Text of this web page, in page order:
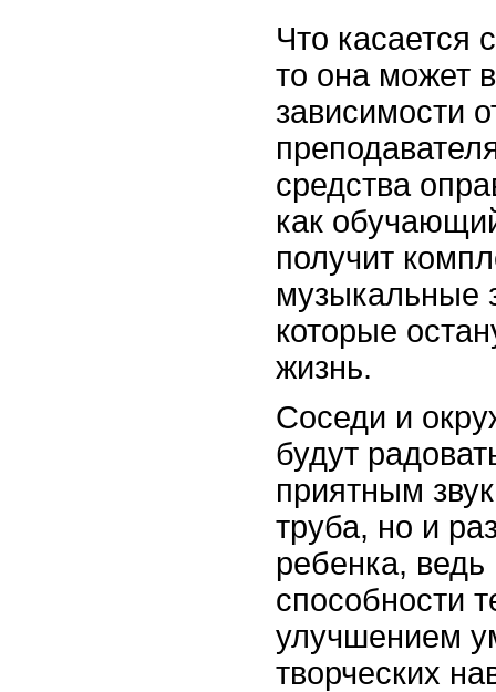
Что касается
то она может
зависимости
средства
как
получит
музыкальные
которые
жизнь.
Соседи и
будут
приятным
труба, но и
ребенка,
способности
улучшением
творческих